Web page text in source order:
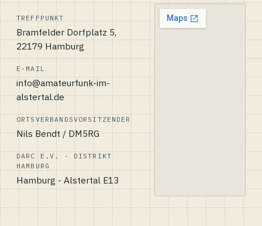
TREFFPUNKT
Bramfelder Dorfplatz 5,
22179 Hamburg
E-MAIL
info@amateurfunk-im-
alstertal.de
ORTSVERBANDSVORSITZENDER
Nils Bendt / DM5RG
DARC E.V. - DISTRIKT
HAMBURG
Hamburg - Alstertal E13